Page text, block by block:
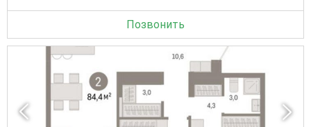
Позвонить